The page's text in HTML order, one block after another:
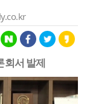
회서 발제